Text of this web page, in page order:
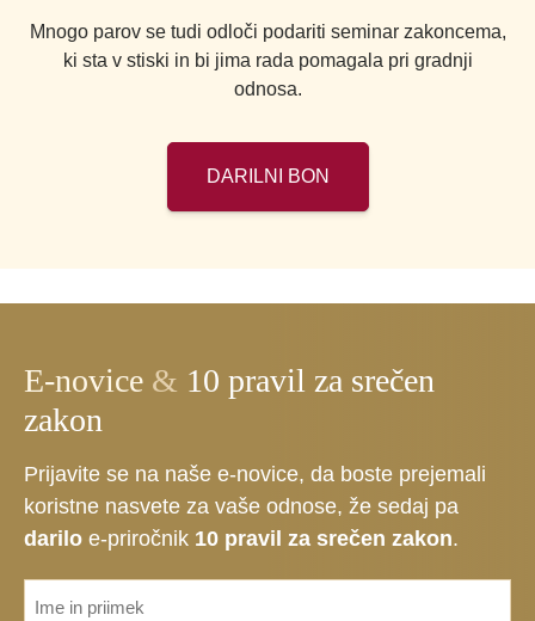
Mnogo parov se tudi odloči podariti seminar zakoncema,
ki sta v stiski in bi jima rada pomagala pri gradnji
odnosa.
DARILNI BON
E-novice & 10 pravil za srečen
zakon
Prijavite se na naše e-novice, da boste prejemali
koristne nasvete za vaše odnose, že sedaj pa
darilo e-priročnik 10 pravil za srečen zakon.